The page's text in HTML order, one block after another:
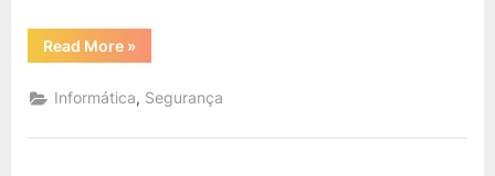
Read More“Existe
VPN
e
Seguro
Android?”
»
Informática, Segurança